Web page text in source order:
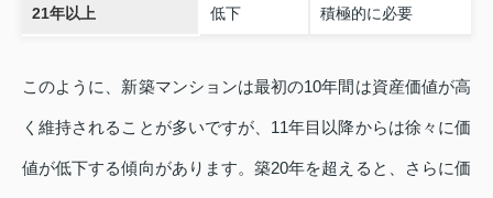
21年以上 低下 積極的に必要
このように、新築マンションは最初の10年間は資産価値が高
く維持されることが多いですが、11年目以降からは徐々に価
値が低下する傾向があります。築20年を超えると、さらに価